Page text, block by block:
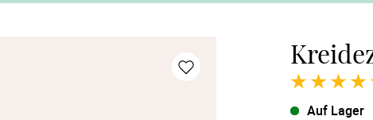
jeweiligen Produktseite und lasse Dir die Karten kostenlos per Post zusenden.
Auf Lager